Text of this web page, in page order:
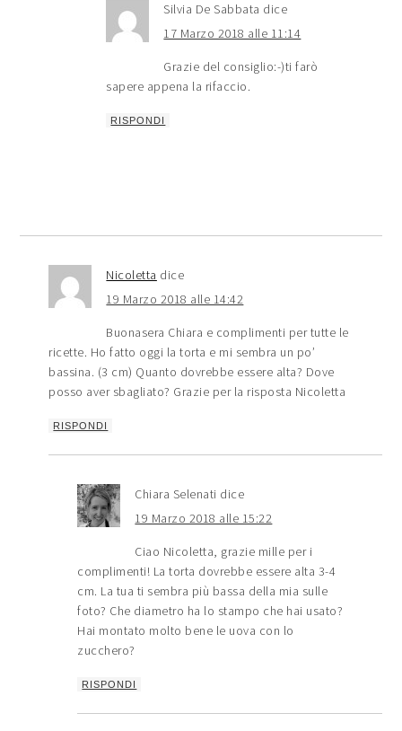
Silvia De Sabbata dice
17 Marzo 2018 alle 11:14
Grazie del consiglio:-)ti farò
sapere appena la rifaccio.
RISPONDI
Nicoletta dice
19 Marzo 2018 alle 14:42
Buonasera Chiara e complimenti per tutte le
ricette. Ho fatto oggi la torta e mi sembra un po’
bassina. (3 cm) Quanto dovrebbe essere alta? Dove
posso aver sbagliato? Grazie per la risposta Nicoletta
RISPONDI
Chiara Selenati dice
19 Marzo 2018 alle 15:22
Ciao Nicoletta, grazie mille per i
complimenti! La torta dovrebbe essere alta 3-4
cm. La tua ti sembra più bassa della mia sulle
foto? Che diametro ha lo stampo che hai usato?
Hai montato molto bene le uova con lo
zucchero?
RISPONDI